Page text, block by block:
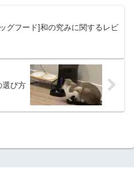
グフード]和の究みに関するレビ
選び方